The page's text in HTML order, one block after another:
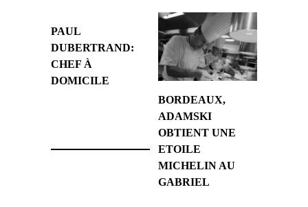
PAUL
DUBERTRAND:
CHEF À
DOMICILE
BORDEAUX,
ADAMSKI
OBTIENT UNE
ETOILE
MICHELIN AU
GABRIEL